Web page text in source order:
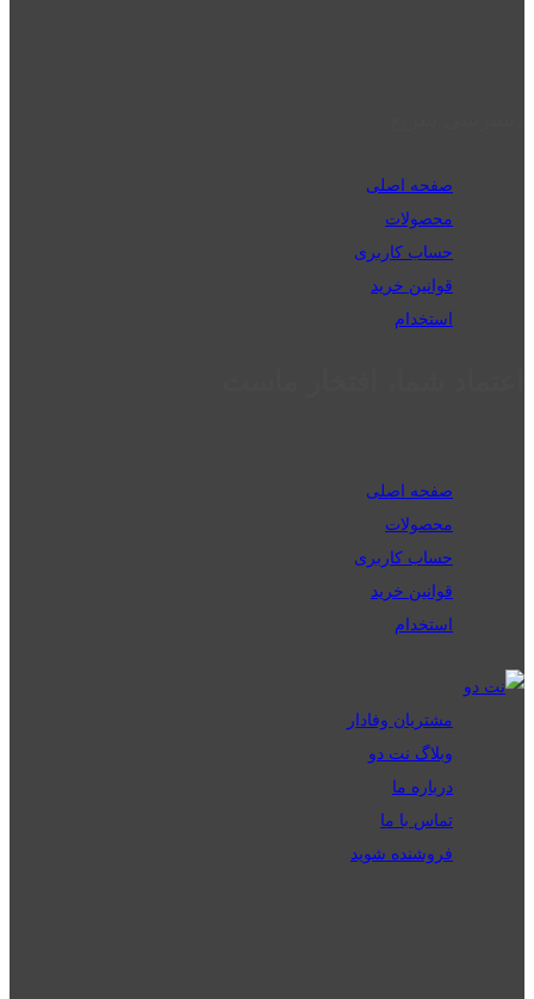
صفحه اصلی
محصولات
حساب کاربری
قوانین خرید
استخدام
صفحه اصلی
محصولات
حساب کاربری
قوانین خرید
استخدام
مشتریان وفادار
وبلاگ نت دو
درباره ما
تماس با ما
فروشنده شوید